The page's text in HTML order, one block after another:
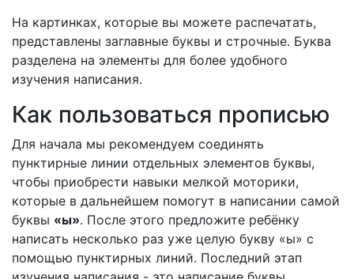
На картинках, которые вы можете распечатать,
представлены заглавные буквы и строчные. Буква
разделена на элементы для более удобного
изучения написания.
Как пользоваться прописью
Для начала мы рекомендуем соединять
пунктирные линии отдельных элементов буквы,
чтобы приобрести навыки мелкой моторики,
которые в дальнейшем помогут в написании самой
буквы «ы». После этого предложите ребёнку
написать несколько раз уже целую букву «ы» с
помощью пунктирных линий. Последний этап